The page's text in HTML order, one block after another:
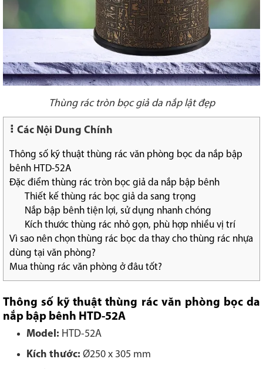
Thùng rác tròn bọc giả da nắp lật đẹp
Các Nội Dung Chính
Thông số kỹ thuật thùng rác văn phòng bọc da nắp bập
bênh HTD-52A
Đặc điểm thùng rác tròn bọc giả da nắp bập bênh
Thiết kế thùng rác bọc giả da sang trọng
Nắp bập bênh tiện lợi, sử dụng nhanh chóng
Kích thước thùng rác nhỏ gọn, phù hợp nhiều vị trí
Vì sao nên chọn thùng rác bọc da thay cho thùng rác nhựa
dùng tại văn phòng?
Mua thùng rác văn phòng ở đâu tốt?
Thông số kỹ thuật thùng rác văn phòng bọc da
nắp bập bênh HTD-52A
Model: HTD-52A
Kích thước: Ø250 x 305 mm